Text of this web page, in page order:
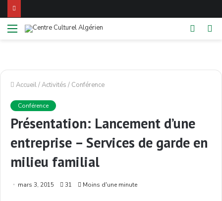
Menu
Switch
Accueil/Activités / Conférence
Conférence
Présentation: Lancement d’une
entreprise – Services de garde en
milieu familial
mars 3, 2015 31 Moins d'une minute